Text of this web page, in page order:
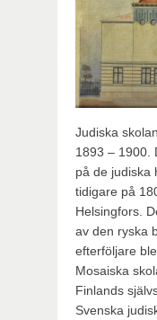
Judiska
1893 – 1900.
på de judiska
tidigare på
Helsingfors.
av den ryska
efterföljare
Mosaiska
Finlands
Svenska